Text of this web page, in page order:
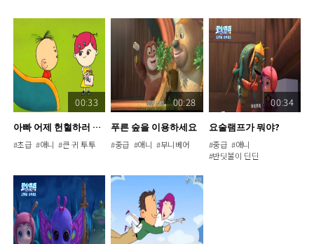
00:33
아빠 어제 헌혈하러 가셨어
#초급 #애니 #큰 귀 투투
00:28
푸른 숲을 이용하세요
#중급 #애니 #부니베어
00:34
요술램프가 뭐야?
#중급 #애니
#반딧불이 딘딘